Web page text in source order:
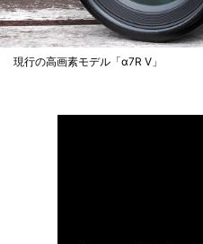
現行の高画素モデル「α7R V」